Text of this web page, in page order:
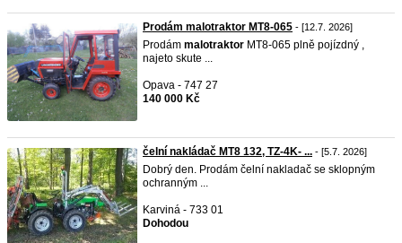
Prodám malotraktor MT8-065 - [12.7. 2026]
Prodám malotraktor MT8-065 plně pojízdný ,
najeto skute ...
Opava - 747 27
140 000 Kč
čelní nakládač MT8 132, TZ-4K- ... - [5.7. 2026]
Dobrý den. Prodám čelní nakladač se sklopným
ochranným ...
Karviná - 733 01
Dohodou